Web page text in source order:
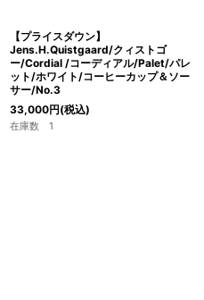
【プライスダウン】
Jens.H.Quistgaard/クィストゴ
ー/Cordial /コーディアル/Palet/パレ
ット/ホワイト/コーヒーカップ＆ソー
サー/No.3
33,000円(税込)
在庫数 1